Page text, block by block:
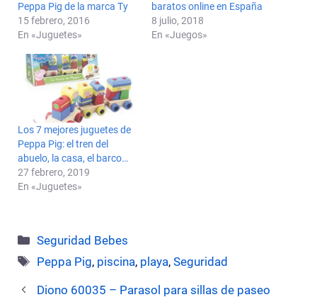
Peppa Pig de la marca Ty
15 febrero, 2016
En «Juguetes»
baratos online en España
8 julio, 2018
En «Juegos»
Los 7 mejores juguetes de
Peppa Pig: el tren del
abuelo, la casa, el barco…
27 febrero, 2019
En «Juguetes»
Categorías
Seguridad Bebes
Etiquetas
Peppa Pig, piscina, playa,Seguridad
Diono 60035 – Parasol para sillas de paseo